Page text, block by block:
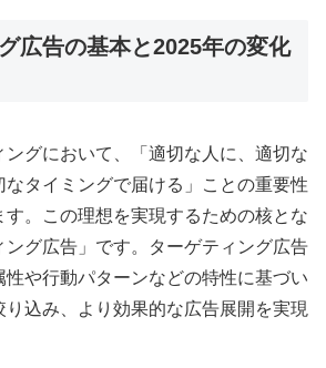
広告の基本と2025年の変化
ングにおいて、「適切な人に、適切な
なタイミングで届ける」ことの重要性
す。この理想を実現するための核とな
ング広告」です。ターゲティング広告
性や行動パターンなどの特性に基づい
込み、より効果的な広告展開を実現